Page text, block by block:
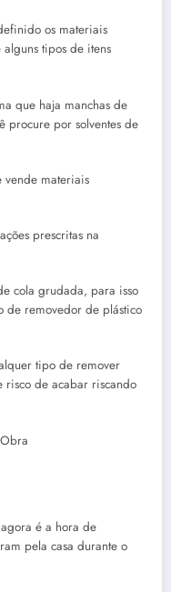
os materiais
tipos de itens
que haja manchas de
procure por solventes de
vende materiais
prescritas na
cola grudada, para isso
de removedor de plástico
tipo de remover
risco de acabar riscando
é a hora de
pela casa durante o